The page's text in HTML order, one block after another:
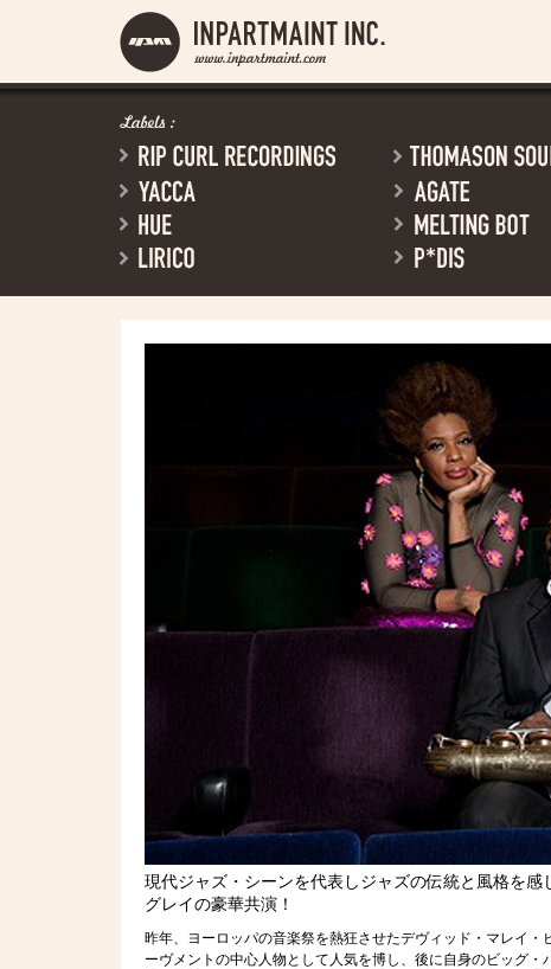
現代ジャズ・シーンを代表しジャズの伝統と風格を
グレイの豪華共演！
昨年、ヨーロッパの音楽祭を熱狂させたデヴィッド・マレイ
ーヴメントの中心人物として人気を博し、後に自身のビッグ